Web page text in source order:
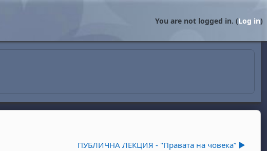
You are not logged in. (Log in)
ПУБЛИЧНА ЛЕКЦИЯ - "Правата на човека” ▶︎